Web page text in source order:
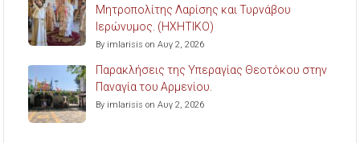
Μητροπολίτης Λαρίσης και Τυρνάβου
Ιερώνυμος. (ΗΧΗΤΙΚΟ)
By imlarisis on Αυγ 2, 2026
Παρακλήσεις της Υπεραγίας Θεοτόκου στην
Παναγία του Αρμενίου.
By imlarisis on Αυγ 2, 2026